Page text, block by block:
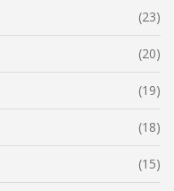
(23)
(20)
(19)
(18)
(15)